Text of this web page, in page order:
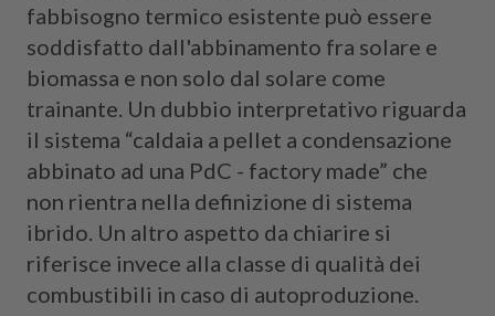
fabbisogno termico esistente può essere
soddisfatto dall'abbinamento fra solare e
biomassa e non solo dal solare come
trainante. Un dubbio interpretativo riguarda
il sistema “caldaia a pellet a condensazione
abbinato ad una PdC - factory made” che
non rientra nella definizione di sistema
ibrido. Un altro aspetto da chiarire si
riferisce invece alla classe di qualità dei
combustibili in caso di autoproduzione.